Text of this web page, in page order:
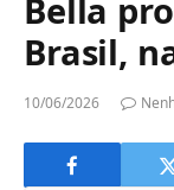
Bella
Brasil,
10/06/2026